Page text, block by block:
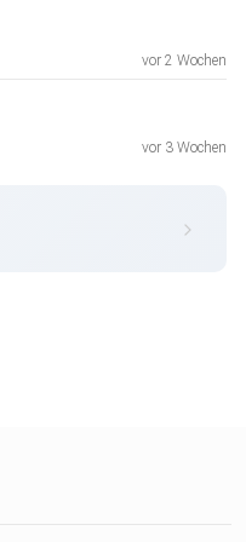
vor 2 Wochen
vor 3 Wochen